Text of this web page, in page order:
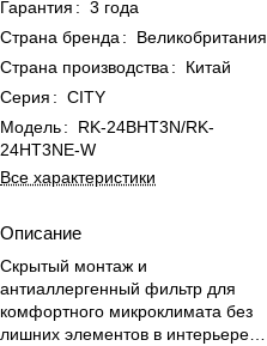
Гарантия : 3 года
Страна бренда :
Великобритания
Страна производства :
Китай
Серия : CITY
Модель:
RK-24BHT3N/RK-
24HT3NE-W
Все характеристики
Описание
Скрытый монтаж и
антиаллергенный фильтр для
комфортного микроклимата без
лишних элементов в интерьере;